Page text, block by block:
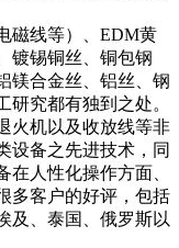
磁线等）、EDM黄
镀锡铜丝、铜包钢
镁合金丝、铝丝、钢
究都有独到之处。
火机以及收放线等非
设备之先进技术，同
人性化操作方面、
多客户的好评，包括
及、泰国、俄罗斯以